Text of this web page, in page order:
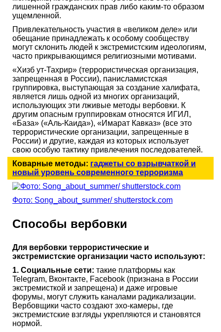
лишенной гражданских прав либо каким-то образом
ущемленной.
Привлекательность участия в «великом деле» или
обещание принадлежать к особому сообществу
могут склонить людей к экстремистским идеологиям,
часто прикрывающимся религиозными мотивами.
«Хизб ут-Тахрир» (террористическая организация,
запрещенная в России), панисламистская
группировка, выступающая за создание халифата,
является лишь одной из многих организаций,
использующих эти лживые методы вербовки. К
другим опасным группировкам относятся ИГИЛ,
«База» («Аль-Каида»), «Имарат Кавказ» (все это
террористические организации, запрещенные в
России) и другие, каждая из которых использует
свою особую тактику привлечения последователей.
Коварные методы: гаджеты со взрывчаткой и
новый уровень современного терроризма
Фото: Song_about_summer/ shutterstock.com
Способы вербовки
Для вербовки террористические и
экстремистские организации часто используют:
1. Социальные сети: такие платформы как
Telegram, Вконтакте, Facebook (признана в России
экстремисткой и запрещена) и даже игровые
форумы, могут служить каналами радикализации.
Вербовщики часто создают эхо-камеры, где
экстремистские взгляды укрепляются и становятся
нормой.